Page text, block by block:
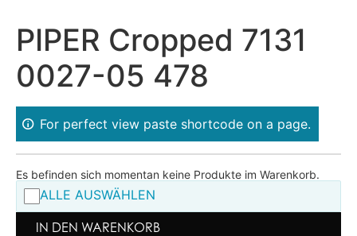
PIPER Cropped 7131
0027-05 478
For perfect view paste shortcode on a page.
Es befinden sich momentan keine Produkte im Warenkorb.
ALLE AUSWÄHLEN
IN DEN WARENKORB